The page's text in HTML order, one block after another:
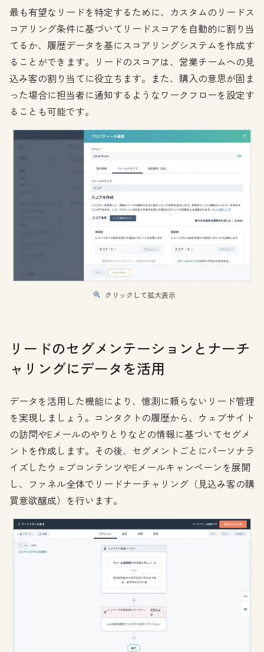
最も有望なリードを特定するために、カスタムのリードス
コアリング条件に基づいてリードスコアを自動的に割り当
てるか、履歴データを基にスコアリングシステムを作成す
ることができます。リードのスコアは、営業チームへの見
込み客の割り当てに役立ちます。また、購入の意思が固ま
った場合に担当者に通知するようなワークフローを設定す
ることも可能です。
クリックして拡大表示
リードのセグメンテーションとナーチ
ャリングにデータを活用
データを活用した機能により、憶測に頼らないリード管理
を実現しましょう。コンタクトの履歴から、ウェブサイト
の訪問やEメールのやりとりなどの情報に基づいてセグメ
ントを作成します。その後、セグメントごとにパーソナラ
イズしたウェブコンテンツやEメールキャンペーンを展開
し、ファネル全体でリードナーチャリング（見込み客の購
買意欲醸成）を行います。